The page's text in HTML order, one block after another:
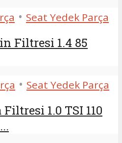
• Seat Yedek Parça
Filtresi 1.4 85
• Seat Yedek Parça
1.0 TSI 110